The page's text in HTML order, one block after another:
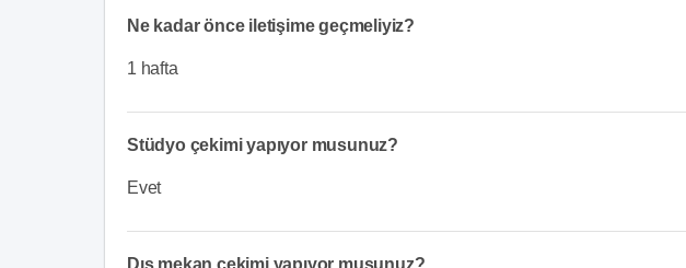
Ne kadar önce iletişime geçmeliyiz?
1 hafta
Stüdyo çekimi yapıyor musunuz?
Evet
Dış mekan çekimi yapıyor musunuz?